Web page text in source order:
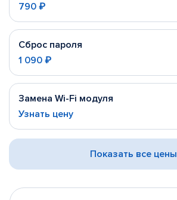
790 ₽
Сброс пароля
1 090 ₽
Замена Wi-Fi модуля
Узнать цену
Показать все цены